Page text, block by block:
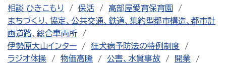
相談 ひきこもり
保活
高部屋愛育保育園
まちづくり、協定、公共交通、鉄道、集約型都市構造、都市計
画道路、総合車両所
伊勢原大山インター
狂犬病予防法の特例制度
ラジオ体操
物価高騰 公害、水質事故
開業